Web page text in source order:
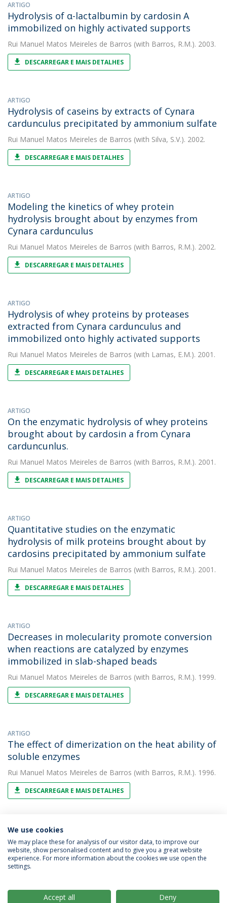
ARTIGO
Hydrolysis of α-lactalbumin by cardosin A
immobilized on highly activated supports
Rui Manuel Matos Meireles de Barros (with Barros, R.M.). 2003.
DESCARREGAR E MAIS DETALHES
ARTIGO
Hydrolysis of caseins by extracts of Cynara
cardunculus precipitated by ammonium sulfate
Rui Manuel Matos Meireles de Barros (with Silva, S.V.). 2002.
DESCARREGAR E MAIS DETALHES
ARTIGO
Modeling the kinetics of whey protein
hydrolysis brought about by enzymes from
Cynara cardunculus
Rui Manuel Matos Meireles de Barros (with Barros, R.M.). 2002.
DESCARREGAR E MAIS DETALHES
ARTIGO
Hydrolysis of whey proteins by proteases
extracted from Cynara cardunculus and
immobilized onto highly activated supports
Rui Manuel Matos Meireles de Barros (with Lamas, E.M.). 2001.
DESCARREGAR E MAIS DETALHES
ARTIGO
On the enzymatic hydrolysis of whey proteins
brought about by cardosin a from Cynara
carduncunlus.
Rui Manuel Matos Meireles de Barros (with Barros, R.M.). 2001.
DESCARREGAR E MAIS DETALHES
ARTIGO
Quantitative studies on the enzymatic
hydrolysis of milk proteins brought about by
cardosins precipitated by ammonium sulfate
Rui Manuel Matos Meireles de Barros (with Barros, R.M.). 2001.
DESCARREGAR E MAIS DETALHES
ARTIGO
Decreases in molecularity promote conversion
when reactions are catalyzed by enzymes
immobilized in slab-shaped beads
Rui Manuel Matos Meireles de Barros (with Barros, R.M.). 1999.
DESCARREGAR E MAIS DETALHES
ARTIGO
The effect of dimerization on the heat ability of
soluble enzymes
Rui Manuel Matos Meireles de Barros (with Barros, R.M.). 1996.
DESCARREGAR E MAIS DETALHES
Política de Privacidade
Termos & Condições
We use cookies
We may place these for analysis of our visitor data, to improve our
website, show personalised content and to give you a great website
experience. For more information about the cookies we use open the
settings.
Accept all Deny